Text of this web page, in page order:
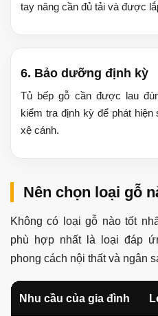
tay nâng cần đủ tải và được
6. Bảo dưỡng định kỳ
Tủ bếp gỗ cần được lau
kiểm tra định kỳ để phát
xệ cánh.
Nên chọn loại gỗ
Không có loại gỗ nào tốt
phù hợp nhất là loại đáp
phong cách nội thất và ngân
Nhu cầu của gia đình